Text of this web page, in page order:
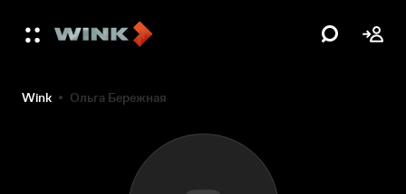
Wink Ольга Бережная